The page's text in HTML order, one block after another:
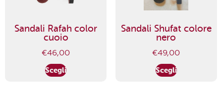
Sandali Rafah color
cuoio
€46,00
Scegli
Sandali Shufat colore
nero
€49,00
Scegli